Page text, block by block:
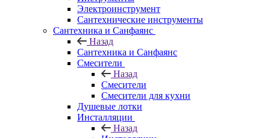
Электроинструмент
Сантехнические инструменты
Сантехника и Санфаянс
Назад
Сантехника и Санфаянс
Смесители
Назад
Смесители
Смесители для кухни
Душевые лотки
Инсталляции
Назад